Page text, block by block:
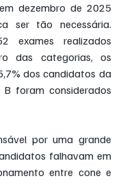
dezembro de 2025
ser tão necessária.
exames realizados
das categorias, os
dos candidatos da
foram considerados
por uma grande
falhavam em
entre cone e